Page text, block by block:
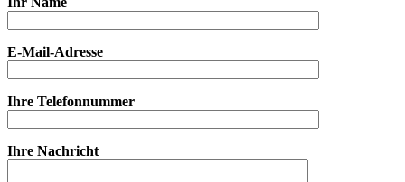
E-Mail-Adresse
Ihre Telefonnummer
Ihre Nachricht